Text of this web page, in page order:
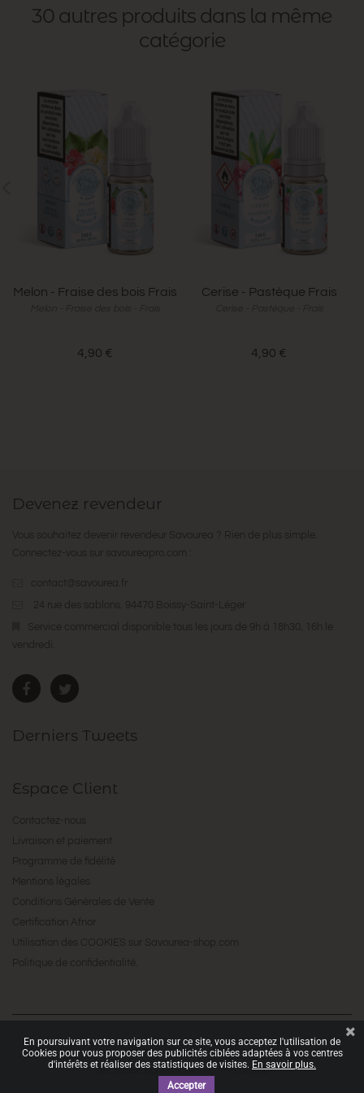
30 autres produits dans la même
catégorie
Melon - Fraise des bois Frais
4,90 €
Cerise - Pastèque Frais
4,90 €
Devenez revendeur
Derniers Tweets
Espace Client
Copyright © 2016 by Savourea. All Rights Reserved.
Site réalisé parKiwik - Agence PrestaShop
En poursuivant votre navigation sur ce site, vous acceptez l'utilisation de
Cookies pour vous proposer des publicités ciblées adaptées à vos centres
d'intérêts et réaliser des statistiques de visites. En savoir plus.
Accepter